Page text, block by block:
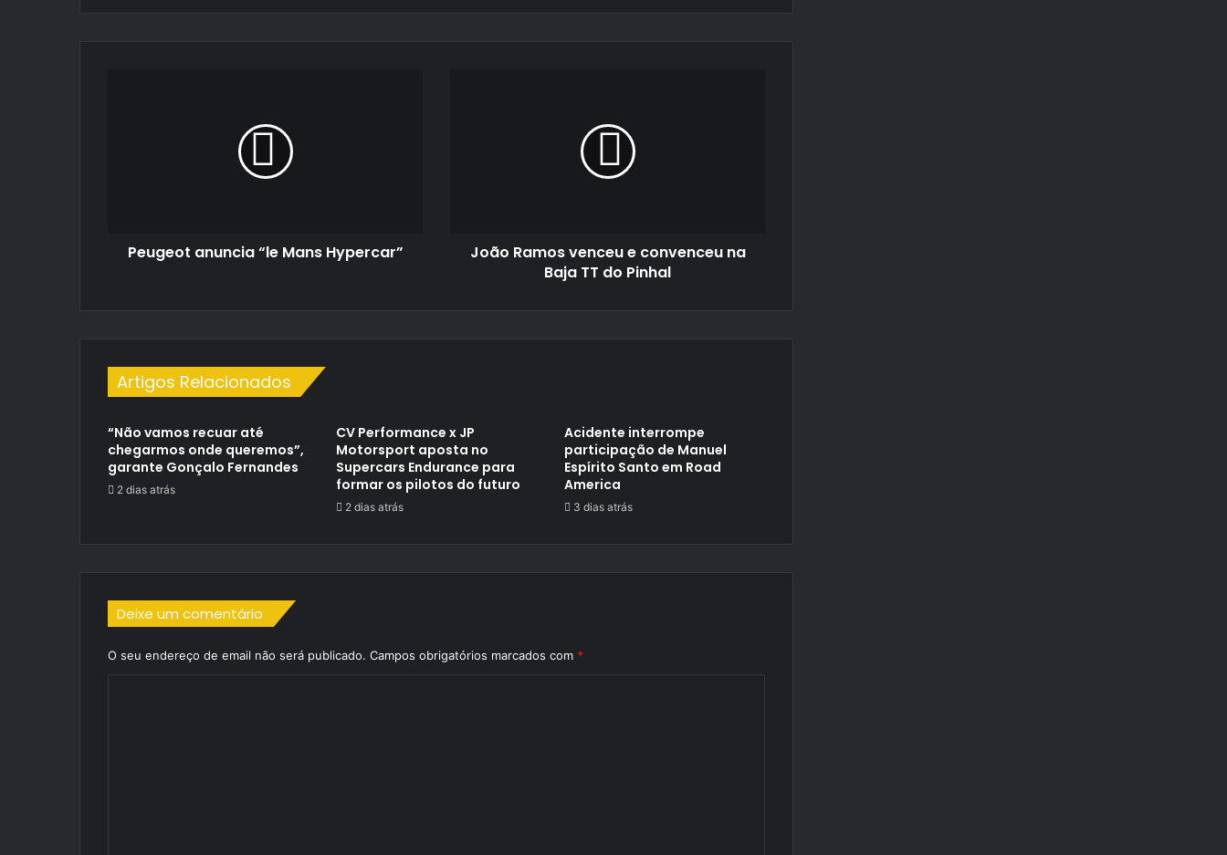
Peugeot anuncia “le Mans Hypercar”
PinhalJoão Ramos venceu e convenceu na
Baja TT do Pinhal
Artigos Relacionados
“Não vamos recuar até
chegarmos onde queremos”,
garante Gonçalo Fernandes
2 dias atrás
CV Performance x JP
Motorsport aposta no
Supercars Endurance para
formar os pilotos do futuro
2 dias atrás
Acidente interrompe
participação de Manuel
Espírito Santo em Road
America
3 dias atrás
Deixe um comentário
O seu endereço de email não será publicado. Campos obrigatórios marcados com *